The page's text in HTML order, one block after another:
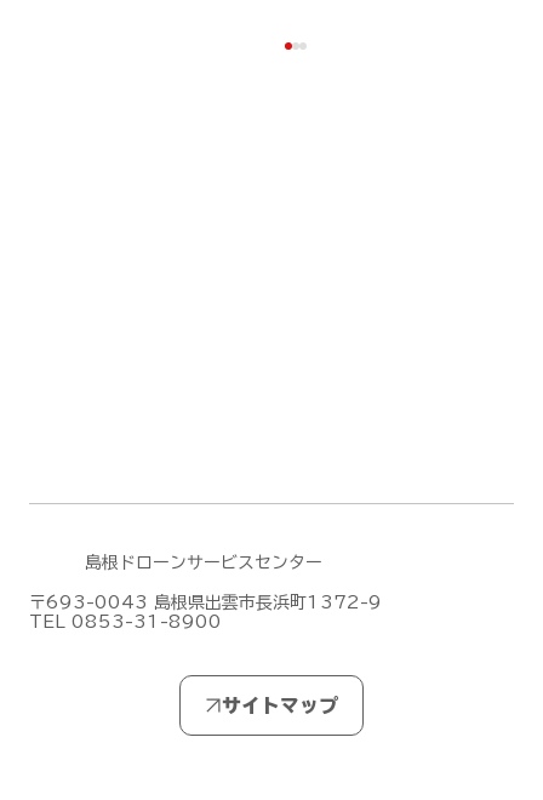
島根ドローンサービスセンター
〒693-0043 島根県出雲市長浜町1372-9
TEL 0853-31-8900